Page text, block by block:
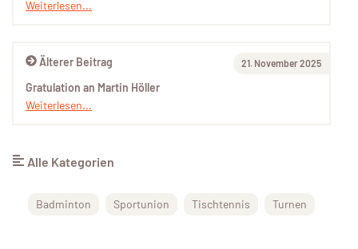
Älterer Beitrag 21. November 2025
Gratulation an Martin Höller
Weiterlesen...
Weiterlesen...
Alle Kategorien
Badminton Sportunion Tischtennis Turnen